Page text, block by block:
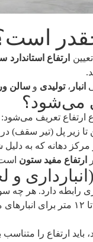
چقدر
ارتفاع استاندارد
انبار ،تولیدی و سالن
می‌شود؟
ارتفاع تعریف می‌شود:
تا زیر پل (تیر سقف)
مرکز دهانه که به
ارتفاع مفید ستون
رابطه دارد. هر چه
باید ارتفاع را